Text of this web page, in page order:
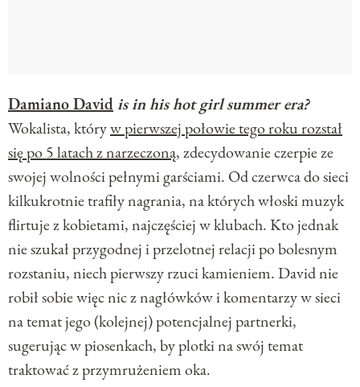
Damiano Davidis in his hot girl summer era?
Wokalista, któryw pierwszej połowie tego roku rozstał
się po 5 latach z narzeczoną, zdecydowanie czerpie ze
swojej wolności pełnymi garściami. Od czerwca do sieci
kilkukrotnie trafiły nagrania, na których włoski muzyk
flirtuje z kobietami, najczęściej w klubach. Kto jednak
nie szukał przygodnej i przelotnej relacji po bolesnym
rozstaniu, niech pierwszy rzuci kamieniem. David nie
robił sobie więc nic z nagłówków i komentarzy w sieci
na temat jego (kolejnej) potencjalnej partnerki,
sugerując w piosenkach, by plotki na swój temat
traktować z przymrużeniem oka.